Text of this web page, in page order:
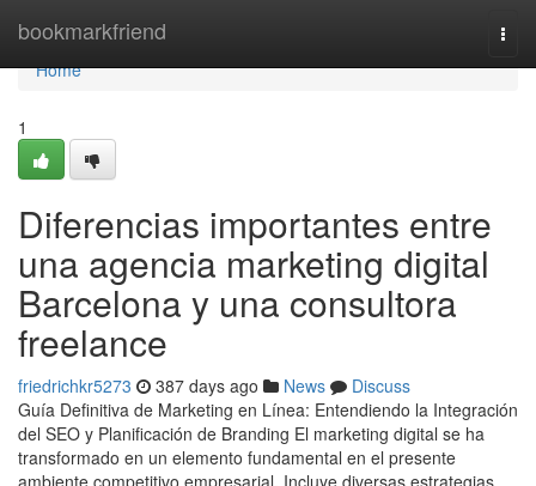
bookmarkfriend
Home
Home
1
Diferencias importantes entre
una agencia marketing digital
Barcelona y una consultora
freelance
friedrichkr5273 387 days ago News
Discuss
Guía Definitiva de Marketing en Línea: Entendiendo la Integración
del SEO y Planificación de Branding El marketing digital se ha
transformado en un elemento fundamental en el presente
ambiente competitivo empresarial. Incluye diversas estrategias